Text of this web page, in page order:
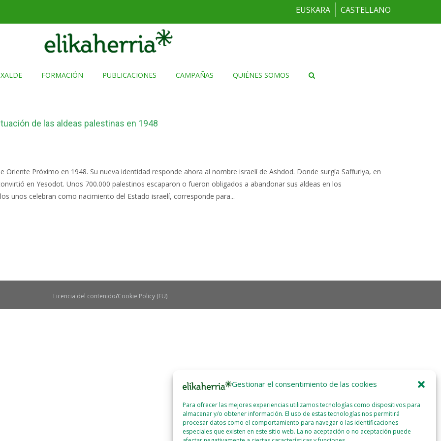
Gestionar el consentimiento de las cookies
Para ofrecer las mejores experiencias utilizamos tecnologías como dispositivos para
almacenar y/o obtener información. El uso de estas tecnologías nos permitirá
procesar datos como el comportamiento para navegar o las identificaciones
especiales que existen en este sitio web. La no aceptación o no aceptación puede
EUSKARA CASTELLANO
FORMACIÓN PUBLICACIONES CAMPAÑAS QUIÉNES SOMOS
de las aldeas palestinas en 1948
Oriente Próximo en 1948. Su nueva identidad responde ahora al nombre israelí de Ashdod. Donde surgía Saffuriya, en
en Yesodot. Unos 700.000 palestinos escaparon o fueron obligados a abandonar sus aldeas en los
unos celebran como nacimiento del Estado israelí, corresponde para...
Licencia del contenido Cookie Policy (EU)